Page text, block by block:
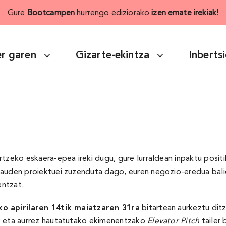
Gure Bootcampen hurrengo ediziorakoizen emate irekiak!
garen Gizarte-ekintza
eskaera-epea ireki dugu, gure lurraldean inpaktu
proiektuei zuzenduta dago, euren negozio-eredua
apirilaren 14tik maiatzaren 31ra bitartean aurkeztu
aurrez hautatutako ekimenentzako Elevator Pitch tailer